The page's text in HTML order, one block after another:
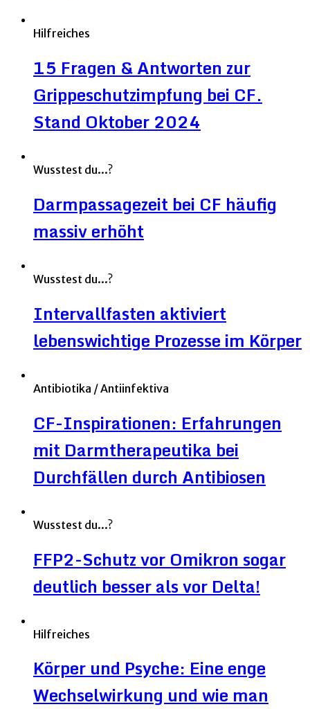
Hilfreiches
15 Fragen & Antworten zur
Grippeschutzimpfung bei CF.
Stand Oktober 2024
Wusstest du...?
Darmpassagezeit bei CF häufig
massiv erhöht
Wusstest du...?
Intervallfasten aktiviert
lebenswichtige Prozesse im Körper
Antibiotika / Antiinfektiva
CF-Inspirationen: Erfahrungen
mit Darmtherapeutika bei
Durchfällen durch Antibiosen
Wusstest du...?
FFP2-Schutz vor Omikron sogar
deutlich besser als vor Delta!
Hilfreiches
Körper und Psyche: Eine enge
Wechselwirkung und wie man